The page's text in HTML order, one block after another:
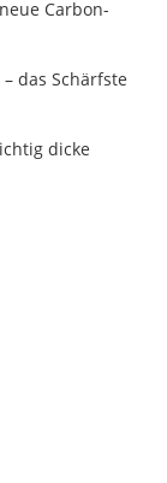
Carbon-
das Schärfste
dicke